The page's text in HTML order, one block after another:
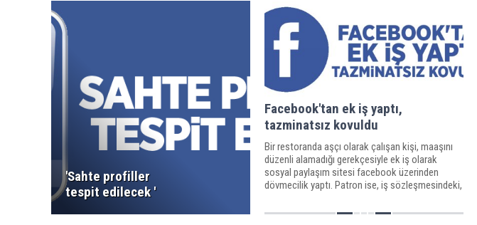
'Sahte profiller
tespit edilecek '
Facebook'tan ek iş yaptı,
tazminatsız kovuldu
Bir restoranda aşçı olarak çalışan kişi, maaşını
düzenli alamadığı gerekçesiyle ek iş olarak
sosyal paylaşım sitesi facebook üzerinden
dövmecilik yaptı. Patron ise, iş sözleşmesindeki,
işte çalışamaz ve ek